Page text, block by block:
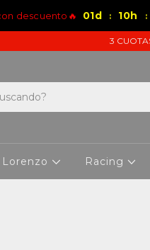
descuento🔥 01d : 10h :
3
Lorenzo Racing